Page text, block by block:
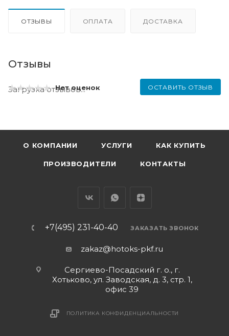
ОТЗЫВЫ ОПЛАТА ДОСТАВКА
Отзывы
Нет оценок ОСТАВИТЬ ОТЗЫВ
Загрузка отзывов...
О КОМПАНИИ УСЛУГИ КАК КУПИТЬ
ПРОИЗВОДИТЕЛИ КОНТАКТЫ
+7(495) 231-40-40 ЗАКАЗАТЬ ЗВОНОК
zakaz@hotoks-pkf.ru
Сергиево-Посадский г. о., г.
Хотьково, ул. Заводская, д. 3, стр. 1,
офис 39
ПОЛИТИКА КОНФИДЕНЦИАЛЬНОСТИ